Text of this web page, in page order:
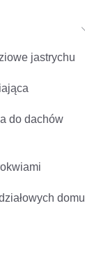
jastrychu
do dachów
domu